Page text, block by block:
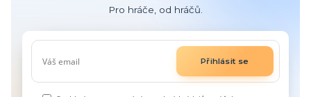
Pro hráče, od hráčů.
Přihlásit se